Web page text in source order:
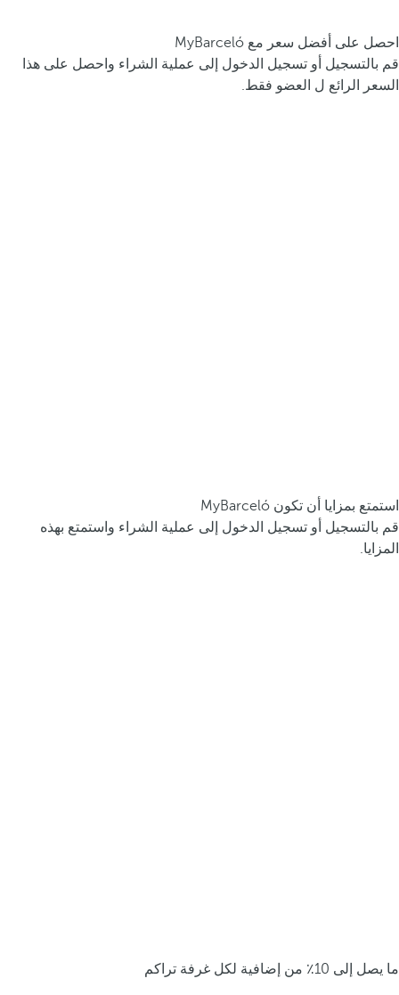
احصل على أفضل سعر مع MyBarceló
قم بالتسجيل أو تسجيل الدخول إلى عملية الشراء واحصل على هذا
السعر الرائع ل العضو فقط.
استمتع بمزايا أن تكون MyBarceló
قم بالتسجيل أو تسجيل الدخول إلى عملية الشراء واستمتع بهذه
المزايا.
ما يصل إلى 10٪ من إضافية لكل غرفة تراكم